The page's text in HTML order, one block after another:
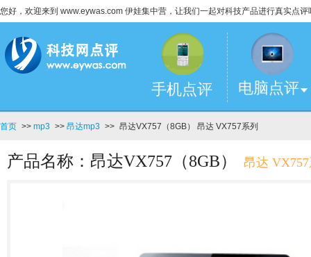
您好，欢迎来到 www.eywas.com 伊娃集中营，让我们一起对科技产品进行真实点评
手机点评 电脑点评
首页 >> mp3 >> 昂达mp3 >> 昂达VX757（8GB） 昂达 VX757系列
产品名称：昂达VX757（8GB） 昂达